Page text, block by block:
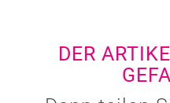
DER